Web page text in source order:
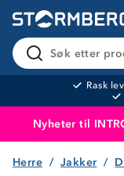
Søk etter
Rask
Nyheter til
Herre Jakker